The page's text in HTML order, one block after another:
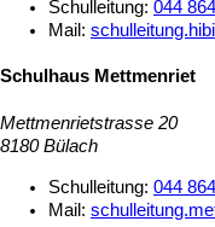
Schulleitung: 044
Mail:
Schulhaus Mettmenriet
Mettmenrietstrasse 20
8180 Bülach
Schulleitung: 044
Mail: